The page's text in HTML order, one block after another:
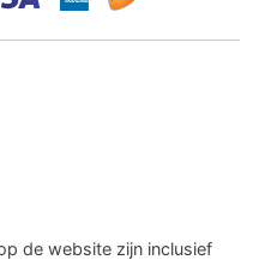
de website zijn inclusief